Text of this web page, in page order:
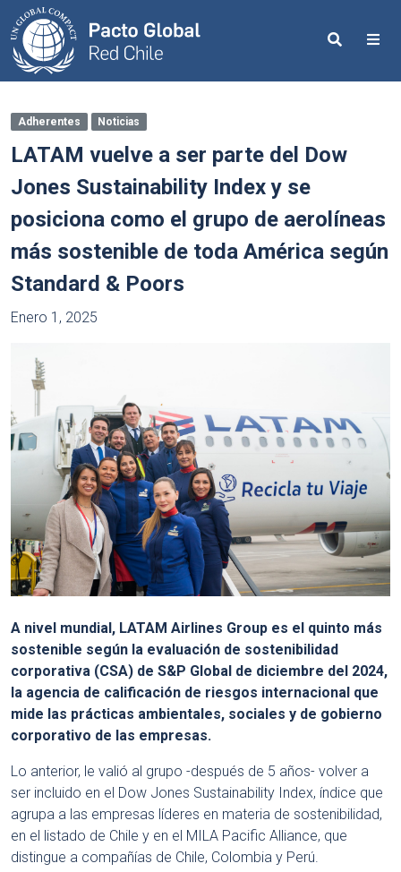
Search
Adherentes Noticias
LATAM vuelve a ser parte del Dow
Jones Sustainability Index y se
posiciona como el grupo de aerolíneas
más sostenible de toda América según
Standard & Poors
Enero 1, 2025
A nivel mundial, LATAM Airlines Group es el quinto más
sostenible según la evaluación de sostenibilidad
corporativa (CSA) de S&P Global de diciembre del 2024,
la agencia de calificación de riesgos internacional que
mide las prácticas ambientales, sociales y de gobierno
corporativo de las empresas.
Lo anterior, le valió al grupo -después de 5 años- volver a
ser incluido en el Dow Jones Sustainability Index, índice que
agrupa a las empresas líderes en materia de sostenibilidad,
en el listado de Chile y en el MILA Pacific Alliance, que
distingue a compañías de Chile, Colombia y Perú.